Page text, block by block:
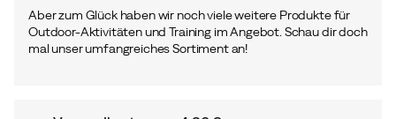
Aber zum Glück haben wir noch viele weitere Produkte für
Outdoor-Aktivitäten und Training im Angebot. Schau dir doch
mal unser umfangreiches Sortiment an!